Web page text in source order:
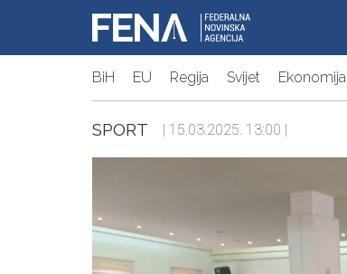
BiH EU Regija Svijet Ekonomija
SPORT | 15.03.2025. 13:00 |